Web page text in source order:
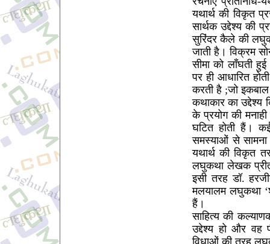
यथार्थ की विकृत
सार्थक उद्देश्य की
सुरिंदर कैले की
जाती है। विक्रम
सीमा को लाँघती
पर ही आधारित
करती है ;जो
कथाकार का उद्देश्य
के प्रयोग की
घटित होती हैं।
समस्याओं से सामना
यथार्थ की विकृत
लघुकथा लेखक प्रीत
इसी तरह डॉ.
मलयालम लघुकथा
हैं।
साहित्य की
उद्देश्य हो और वह
विधाओं की तरह